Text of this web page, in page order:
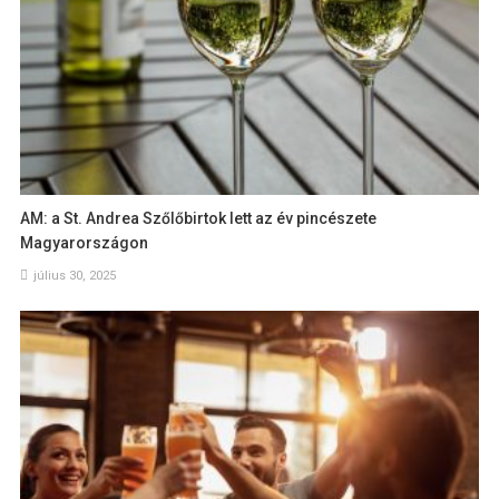
AM: a St. Andrea Szőlőbirtok lett az év pincészete
Magyarországon
július 30, 2025